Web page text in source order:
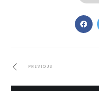
PREVIOUS